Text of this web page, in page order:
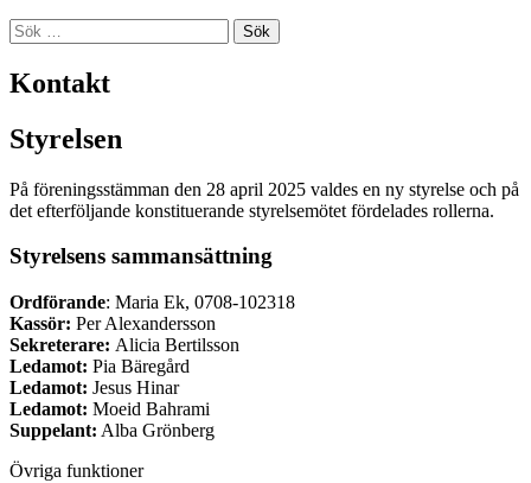
Sök
efter:
Kontakt
Styrelsen
På föreningsstämman den 28 april 2025 valdes en ny styrelse och på
det efterföljande konstituerande styrelsemötet fördelades rollerna.
Styrelsens sammansättning
Ordförande: Maria Ek, 0708-102318
Kassör: Per Alexandersson
Sekreterare: Alicia Bertilsson
Ledamot: Pia Bäregård
Ledamot: Jesus Hinar
Ledamot: Moeid Bahrami
Suppelant: Alba Grönberg
Övriga funktioner